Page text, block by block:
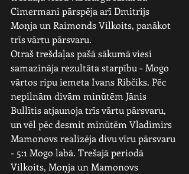
Cimermani pārspēja arī Dmitrijs
Moņja un Raimonds Vilkoits, panākot
trīs vārtu pārsvaru.
Otraš trešdaļas pašā sākumā viesi
samazināja rezultāta starpību - Mogo
vārtos ripu iemeta Ivans Ribčiks. Pēc
nepilnām divām minūtēm Jānis
Bullītis atjaunoja trīs vārtu pārsvaru,
un vēl pēc desmit minūtēm Vladimirs
Mamonovs realizēja divu vīru pārsvaru
- 5:1 Mogo labā. Trešajā periodā
Vilkoits, Moņja un Mamonovs